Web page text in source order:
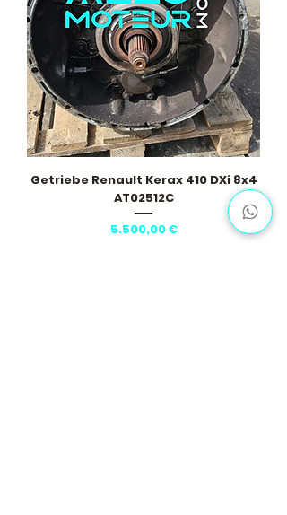
Getriebe Renault Kerax 410 DXi 8x4
AT02512C
Preis
5.500,00 €